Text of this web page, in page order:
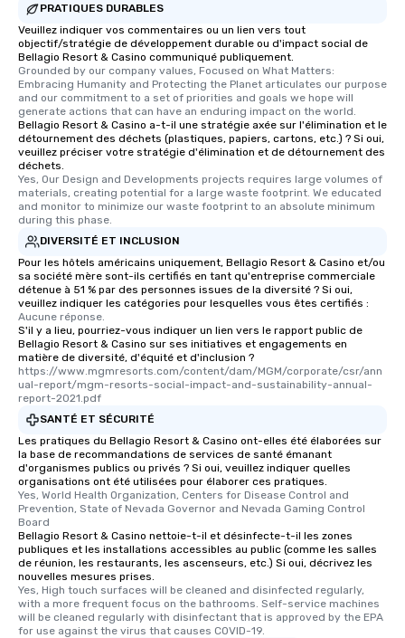
PRATIQUES DURABLES
Veuillez indiquer vos commentaires ou un lien vers tout
objectif/stratégie de développement durable ou d'impact social de
Bellagio Resort & Casino communiqué publiquement.
Grounded by our company values, Focused on What Matters:
Embracing Humanity and Protecting the Planet articulates our purpose
and our commitment to a set of priorities and goals we hope will
generate actions that can have an enduring impact on the world.
Bellagio Resort & Casino a-t-il une stratégie axée sur l'élimination et le
détournement des déchets (plastiques, papiers, cartons, etc.) ? Si oui,
veuillez préciser votre stratégie d'élimination et de détournement des
déchets.
Yes, Our Design and Developments projects requires large volumes of
materials, creating potential for a large waste footprint. We educated
and monitor to minimize our waste footprint to an absolute minimum
during this phase.
DIVERSITÉ ET INCLUSION
Pour les hôtels américains uniquement, Bellagio Resort & Casino et/ou
sa société mère sont-ils certifiés en tant qu'entreprise commerciale
détenue à 51 % par des personnes issues de la diversité ? Si oui,
veuillez indiquer les catégories pour lesquelles vous êtes certifiés :
Aucune réponse.
S'il y a lieu, pourriez-vous indiquer un lien vers le rapport public de
Bellagio Resort & Casino sur ses initiatives et engagements en
matière de diversité, d'équité et d'inclusion ?
https://www.mgmresorts.com/content/dam/MGM/corporate/csr/ann
ual-report/mgm-resorts-social-impact-and-sustainability-annual-
report-2021.pdf
SANTÉ ET SÉCURITÉ
Les pratiques du Bellagio Resort & Casino ont-elles été élaborées sur
la base de recommandations de services de santé émanant
d'organismes publics ou privés ? Si oui, veuillez indiquer quelles
organisations ont été utilisées pour élaborer ces pratiques.
Yes, World Health Organization, Centers for Disease Control and
Prevention, State of Nevada Governor and Nevada Gaming Control
Board
Bellagio Resort & Casino nettoie-t-il et désinfecte-t-il les zones
publiques et les installations accessibles au public (comme les salles
de réunion, les restaurants, les ascenseurs, etc.) Si oui, décrivez les
nouvelles mesures prises.
Yes, High touch surfaces will be cleaned and disinfected regularly,
with a more frequent focus on the bathrooms. Self-service machines
will be cleaned regularly with disinfectant that is approved by the EPA
for use against the virus that causes COVID-19.